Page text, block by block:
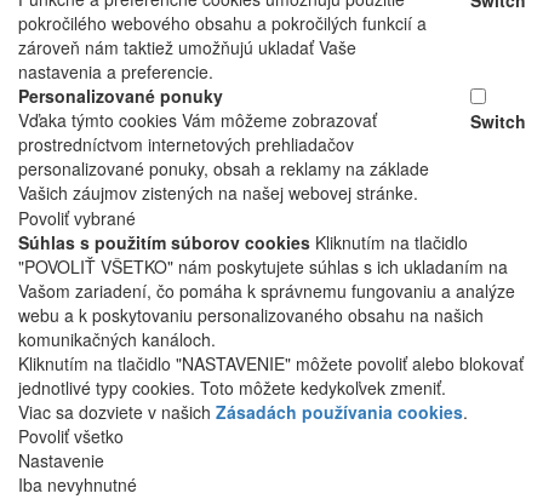
pokročilého webového obsahu a pokročilých funkcií a
zároveň nám taktiež umožňujú ukladať Vaše
nastavenia a preferencie.
Personalizované ponuky
Vďaka týmto cookies Vám môžeme zobrazovať
prostredníctvom internetových prehliadačov
personalizované ponuky, obsah a reklamy na základe
Vašich záujmov zistených na našej webovej stránke.
Switch
Povoliť vybrané
Súhlas s použitím súborov cookies Kliknutím na tlačidlo
"POVOLIŤ VŠETKO" nám poskytujete súhlas s ich ukladaním na
Vašom zariadení, čo pomáha k správnemu fungovaniu a analýze
webu a k poskytovaniu personalizovaného obsahu na našich
komunikačných kanáloch.
Kliknutím na tlačidlo "NASTAVENIE" môžete povoliť alebo blokovať
jednotlivé typy cookies. Toto môžete kedykoľvek zmeniť.
Viac sa dozviete v našich Zásadách používania cookies.
Povoliť všetko
Nastavenie
Iba nevyhnutné